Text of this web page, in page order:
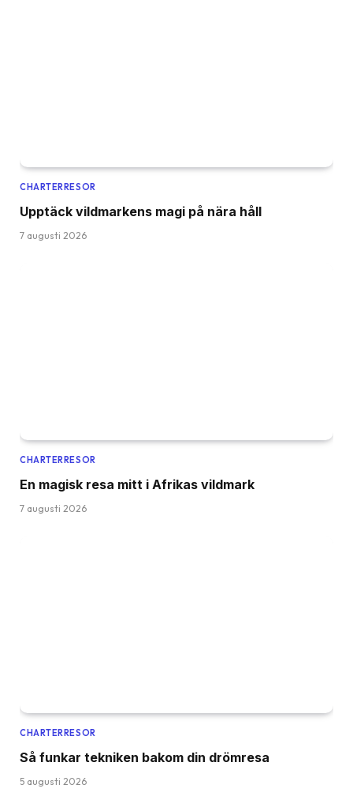
CHARTERRESOR
Upptäck vildmarkens magi på nära håll
7 augusti 2026
CHARTERRESOR
En magisk resa mitt i Afrikas vildmark
7 augusti 2026
CHARTERRESOR
Så funkar tekniken bakom din drömresa
5 augusti 2026